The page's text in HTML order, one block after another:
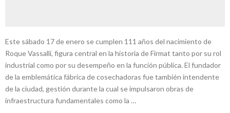
Este sábado 17 de enero se cumplen 111 años del nacimiento de
Roque Vassalli, figura central en la historia de Firmat tanto por su rol
industrial como por su desempeño en la función pública. El fundador
de la emblemática fábrica de cosechadoras fue también intendente
de la ciudad, gestión durante la cual se impulsaron obras de
infraestructura fundamentales como la …